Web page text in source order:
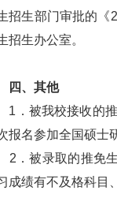
招生部门审批的《
招生办公室。
四、其他
被我校接收的推
报名参加全国硕士
被录取的推免生
成绩有不及格科目